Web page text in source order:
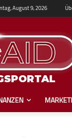
August 9, 2026